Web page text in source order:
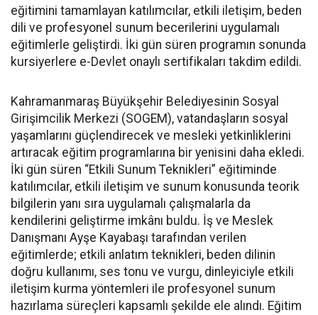
eğitimini tamamlayan katılımcılar, etkili iletişim, beden
dili ve profesyonel sunum becerilerini uygulamalı
eğitimlerle geliştirdi. İki gün süren programın sonunda
kursiyerlere e-Devlet onaylı sertifikaları takdim edildi.
Kahramanmaraş Büyükşehir Belediyesinin Sosyal
Girişimcilik Merkezi (SOGEM), vatandaşların sosyal
yaşamlarını güçlendirecek ve mesleki yetkinliklerini
artıracak eğitim programlarına bir yenisini daha ekledi.
İki gün süren “Etkili Sunum Teknikleri” eğitiminde
katılımcılar, etkili iletişim ve sunum konusunda teorik
bilgilerin yanı sıra uygulamalı çalışmalarla da
kendilerini geliştirme imkânı buldu. İş ve Meslek
Danışmanı Ayşe Kayabaşı tarafından verilen
eğitimlerde; etkili anlatım teknikleri, beden dilinin
doğru kullanımı, ses tonu ve vurgu, dinleyiciyle etkili
iletişim kurma yöntemleri ile profesyonel sunum
hazırlama süreçleri kapsamlı şekilde ele alındı. Eğitim